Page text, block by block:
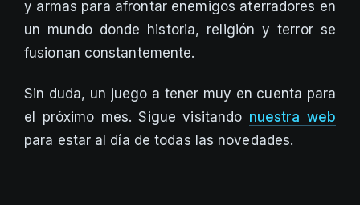
y armas para afrontar enemigos aterradores en
un mundo donde historia, religión y terror se
fusionan constantemente.
Sin duda, un juego a tener muy en cuenta para
el próximo mes. Sigue visitando nuestra web
para estar al día de todas las novedades.